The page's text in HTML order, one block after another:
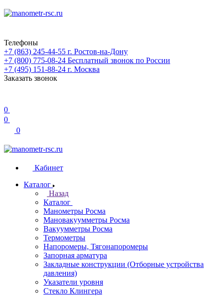
Телефоны
+7 (863) 245-44-55 г. Ростов-на-Дону
+7 (800) 775-08-24 Бесплатный звонок по России
+7 (495) 151-88-24 г. Москва
Заказать звонок
0
0
0
Кабинет
Каталог
Назад
Каталог
Манометры Росма
Мановакуумметры Росма
Вакуумметры Росма
Термометры
Напоромеры, Тягонапоромеры
Запорная арматура
Закладные конструкции (Отборные устройства
давления)
Указатели уровня
Стекло Клингера